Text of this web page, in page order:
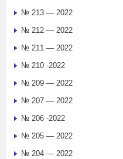
№ 213 — 2022
№ 212 — 2022
№ 211 — 2022
№ 210 -2022
№ 209 — 2022
№ 207 — 2022
№ 206 -2022
№ 205 — 2022
№ 204 — 2022